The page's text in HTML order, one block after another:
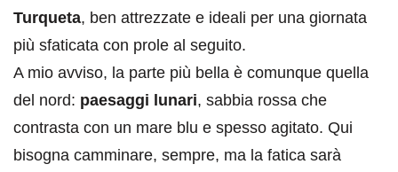
Turqueta, ben attrezzate e ideali per una giornata
più sfaticata con prole al seguito.
A mio avviso, la parte più bella è comunque quella
del nord: paesaggi lunari, sabbia rossa che
contrasta con un mare blu e spesso agitato. Qui
bisogna camminare, sempre, ma la fatica sarà